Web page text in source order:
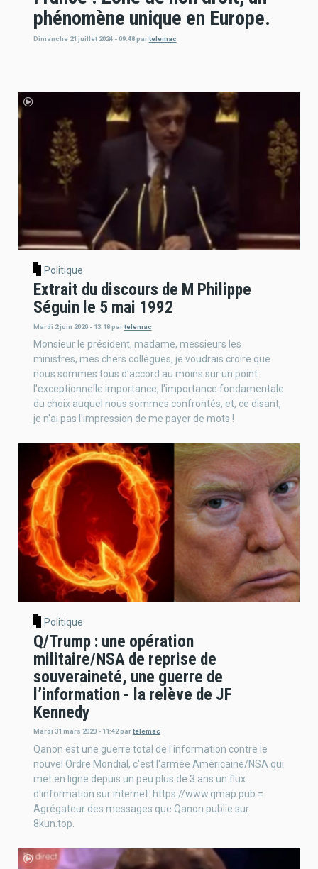
phénomène unique en Europe.
Dimanche 21 juillet 2024 - 09:48 partelemac
Politique
Extrait du discours de M Philippe
Séguin le 5 mai 1992
Mardi 2 juin 2020 - 13:18 partelemac
Monsieur le président, madame, messieurs les
ministres, mes chers collègues, je voudrais croire que
nous sommes tous d'accord au moins sur un point :
l'exceptionnelle importance, l'importance fondamentale
du choix auquel nous sommes confrontés, et, ce disant,
je n'ai pas l'impression de me payer de mots !
Politique
Q/Trump : une opération
militaire/NSA de reprise de
souveraineté, une guerre de
l’information - la relève de JF
Kennedy
Mardi 31 mars 2020 - 11:42 partelemac
Qanon est une guerre total de l'information contre le
nouvel Ordre Mondial, c'est l'armée Américaine/NSA qui
met en ligne depuis un peu plus de 3 ans un flux
d'information sur internet: https://www.qmap.pub =
Agrégateur des messages que Qanon publie sur
8kun.top.